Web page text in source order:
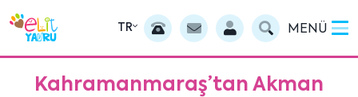
TR MENÜ
Kahramanmaraş’tan Akman